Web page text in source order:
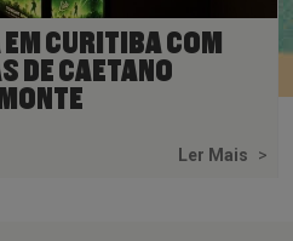
CURITIBA COM
DE CAETANO
Ler Mais >